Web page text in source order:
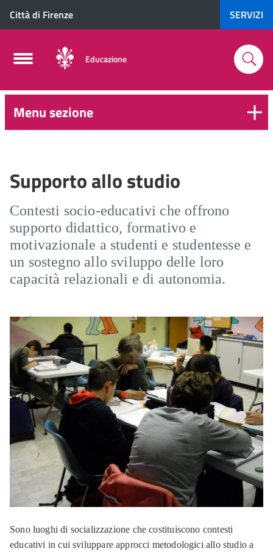
Città di Firenze SERVIZI
Educazione
Menu sezione
Supporto allo studio
Contesti socio-educativi che offrono
supporto didattico, formativo e
motivazionale a studenti e studentesse e
un sostegno allo sviluppo delle loro
capacità relazionali e di autonomia.
Sono luoghi di socializzazione che costituiscono contesti
educativi in cui sviluppare approcci metodologici allo studio a